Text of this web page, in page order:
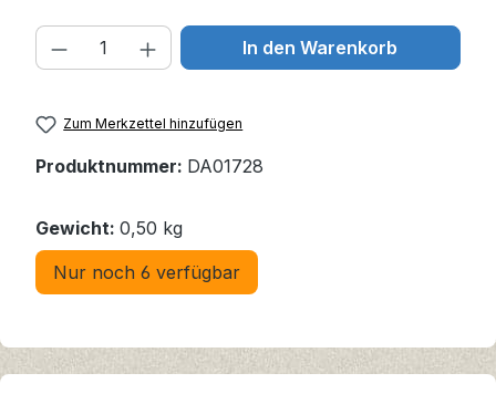
Produkt Anzahl: Gib den
In den Warenkorb
Zum Merkzettel hinzufügen
Produktnummer: DA01728
Gewicht: 0,50 kg
Nur noch 6 verfügbar